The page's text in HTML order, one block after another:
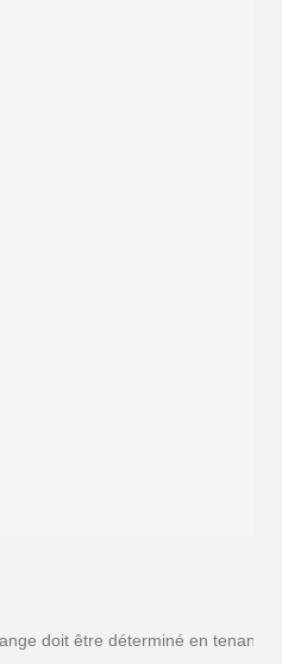
doit être déterminé en tenant